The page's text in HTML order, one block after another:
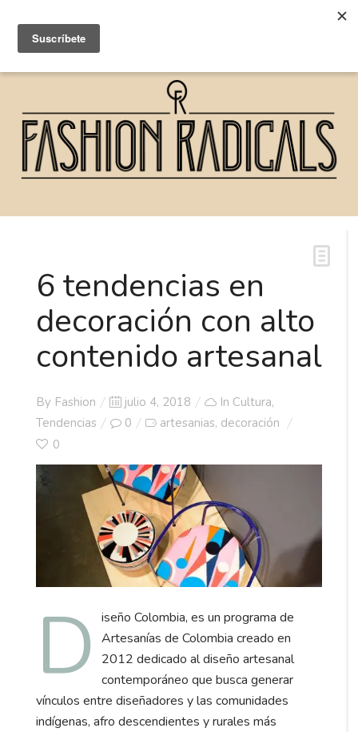
6 tendencias en
decoración con alto
contenido artesanal
By Fashion
Posted
on
julio 4, 2018 In Cultura,
Tendencias
0 artesanias, decoración
0
D
iseño Colombia, es un programa de
Artesanías de Colombia creado en
2012 dedicado al diseño artesanal
contemporáneo que busca generar
vínculos entre diseñadores y las comunidades
indígenas, afro descendientes y rurales más